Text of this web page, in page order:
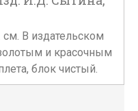
см. В издательском
и красочным
блок чистый.